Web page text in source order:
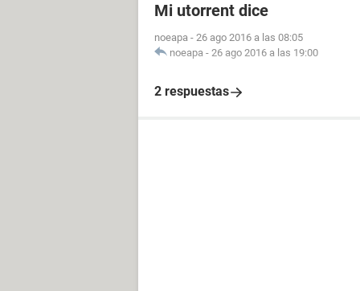
Mi utorrent dice
noeapa - 26 ago 2016 a las 08:05
noeapa - 26 ago 2016 a las 19:00
2 respuestas